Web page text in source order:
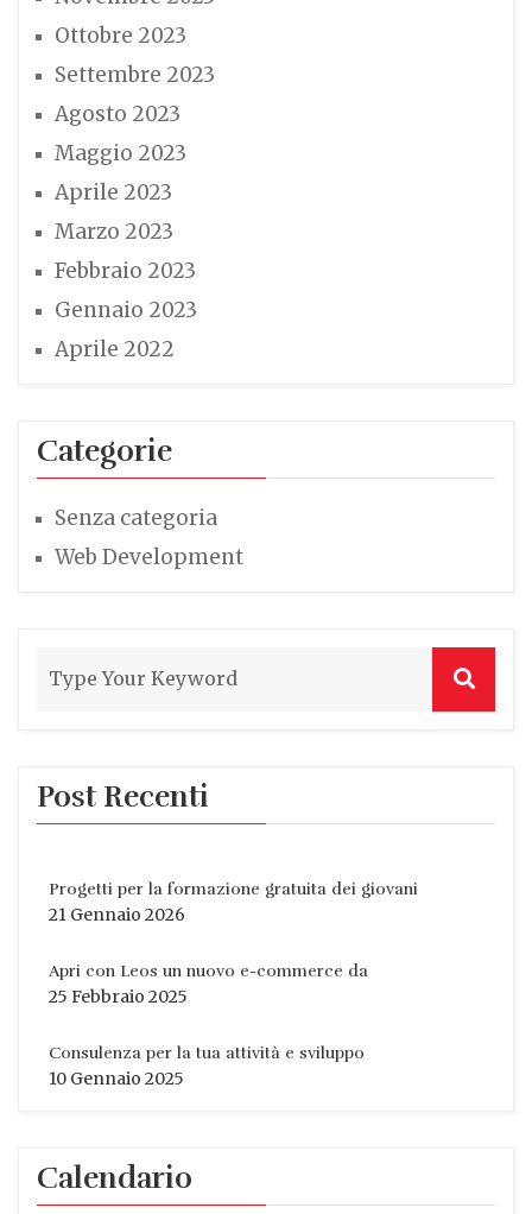
Ottobre 2023
Settembre 2023
Agosto 2023
Maggio 2023
Aprile 2023
Marzo 2023
Febbraio 2023
Gennaio 2023
Aprile 2022
Categorie
Senza categoria
Web Development
Post Recenti
Progetti per la formazione gratuita dei giovani
21 Gennaio 2026
Apri con Leos un nuovo e-commerce da
25 Febbraio 2025
Consulenza per la tua attività e sviluppo
10 Gennaio 2025
Calendario